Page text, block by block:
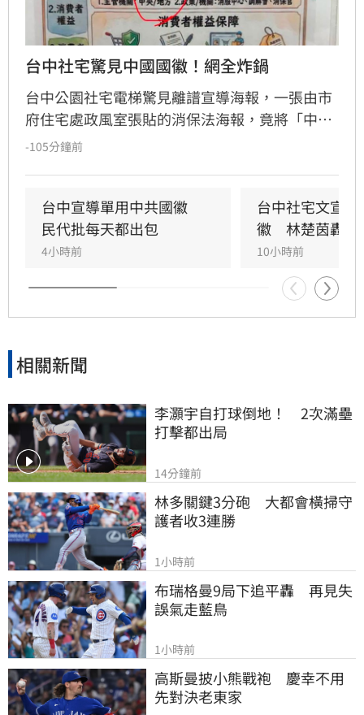
台中社宅驚見中國國徽！網全炸鍋
台中公園社宅電梯驚見離譜宣導海報，一張由市
府住宅處政風室張貼的消保法海報，竟將「中央
機關」圖示誤植為中國國徽，五星圖樣引發民眾
程處6日緊急滅火，坦承是內部人員使用AI製圖卻
未落實校稿釀禍，已將爭議海報全面下架並致
歉，承諾未來將嚴格審核宣導品內容，杜絕類似
-105分鐘前
台中宣導單用中共國徽
民代批每天都出包
4小時前
台中社宅文宣
徽　林楚茵轟這
10小時前
相關新聞
李灝宇自打球倒地！　2次滿壘
打擊都出局
14分鐘前
林多關鍵3分砲　大都會橫掃守
護者收3連勝
1小時前
布瑞格曼9局下追平轟　再見失
誤氣走藍鳥
1小時前
高斯曼披小熊戰袍　慶幸不用
先對決老東家